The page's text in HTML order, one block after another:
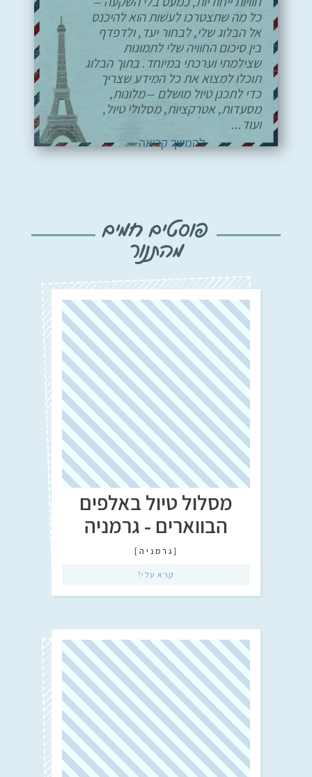
כל מה שתצטרכו לעשות הוא להיכנס
אל הבלוג שלי, לבחור יעד, ולדפדף
בין סיכום החוויה שלי לתמונות
שצילמתי וערכתי במיוחד. בתוך הבלוג
תוכלו למצוא את כל המידע שצריך
כדי לתכנן טיול מושלם – מלונות,
מסעדות, אטרקציות, מסלולי טיול,
ועוד...
להמשך קריאה
פוסטים חמים
מהתנור
מסלול טיול באלפים
הבווארים - גרמניה
[ גרמניה ]
קרא עלי!